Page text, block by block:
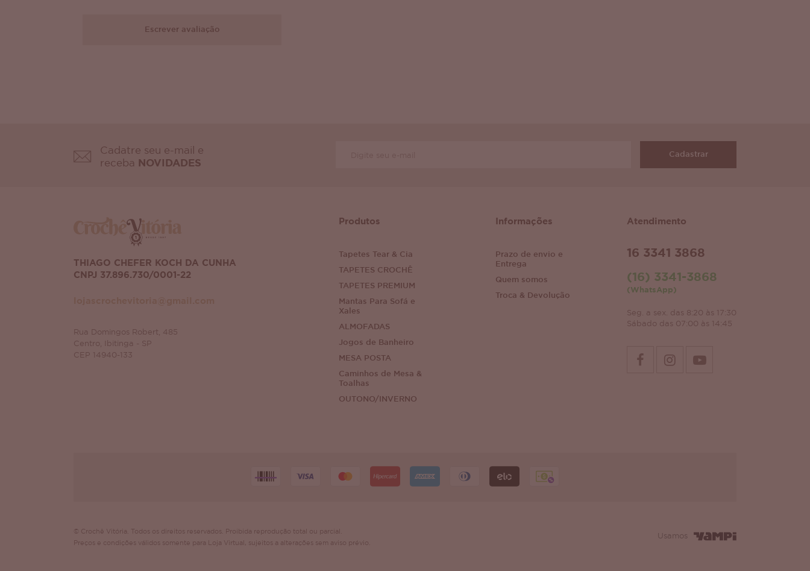
Escrever avaliação
Cadatre seu e-mail e
receba
NOVIDADES
Cadastrar
THIAGO CHEFER KOCH DA CUNHA
CNPJ 37.896.730/0001-22
Rua Domingos Robert, 485
Centro, Ibitinga - SP
CEP 14940-133
Produtos
Tapetes Tear & Cia
TAPETES CROCHÊ
TAPETES PREMIUM
Mantas Para Sofá e
Xales
ALMOFADAS
Jogos de Banheiro
MESA POSTA
Caminhos de Mesa &
Toalhas
OUTONO/INVERNO
Informações
Prazo de envio e
Entrega
Quem somos
Troca & Devolução
Atendimento
16 3341 3868
(16) 3341-3868
(WhatsApp)
Seg. a sex. das 8:20 às 17:30
Sábado das 07:00 às 14:45
© Crochê Vitória. Todos os direitos reservados. Proibida reprodução total ou parcial.
Preços e condições válidos somente para Loja Virtual, sujeitos a alterações sem aviso prévio.
Usamos